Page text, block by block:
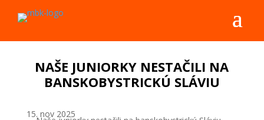
NAŠE JUNIORKY NESTAČILI NA
BANSKOBYSTRICKÚ SLÁVIU
15. nov 2025